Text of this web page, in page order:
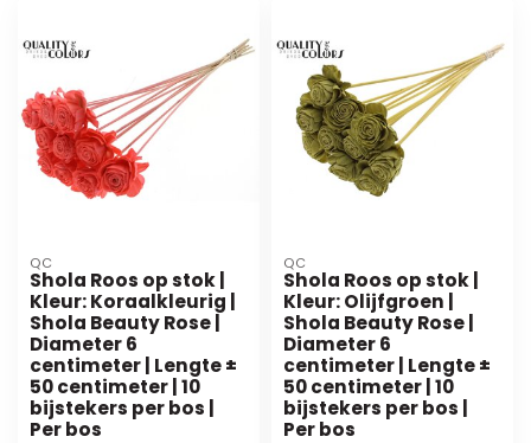
QC
Shola Roos op stok |
Kleur: Koraalkleurig |
Shola Beauty Rose |
Diameter 6
centimeter | Lengte ±
50 centimeter | 10
bijstekers per bos |
Per bos
QC
Shola Roos op stok |
Kleur: Olijfgroen |
Shola Beauty Rose |
Diameter 6
centimeter | Lengte ±
50 centimeter | 10
bijstekers per bos |
Per bos